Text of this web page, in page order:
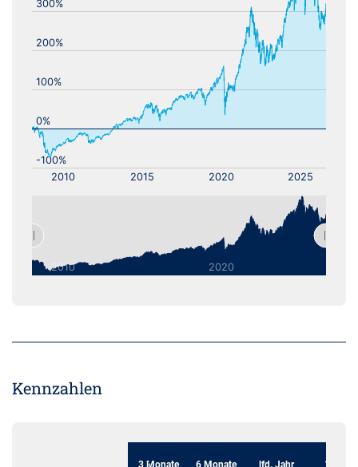
Kennzahlen
3 Monate 6 Monate lfd. Jahr 1 Jahr